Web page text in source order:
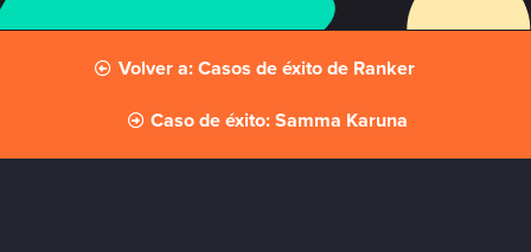
Volver a: Casos de éxito de Ranker
Caso de éxito: Samma Karuna